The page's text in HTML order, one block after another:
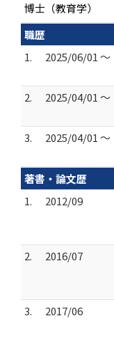
博士（教育学）
職歴
1.
2025/06/01 ～
2.
2025/04/01 ～
3.
2025/04/01 ～
著書・論文歴
1.
2012/09
2.
2016/07
3.
2017/06